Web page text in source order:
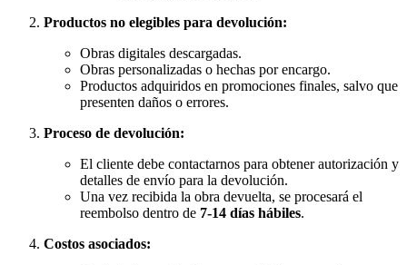
Productos no elegibles para devolución:
Obras digitales descargadas.
Obras personalizadas o hechas por encargo.
Productos adquiridos en promociones finales, salvo que
presenten daños o errores.
Proceso de devolución:
El cliente debe contactarnos para obtener autorización y
detalles de envío para la devolución.
Una vez recibida la obra devuelta, se procesará el
reembolso dentro de 7-14 días hábiles.
Costos asociados: